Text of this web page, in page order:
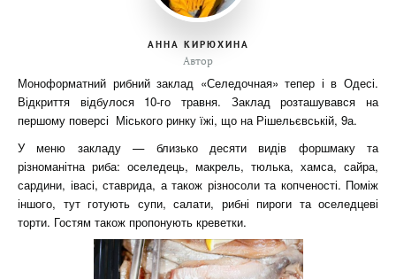
АННА КИРЮХИНА
Автор
Моноформатний рибний заклад «Селедочная» тепер і в Одесі.
Відкриття відбулося 10-го травня. Заклад розташувався на
першому поверсі Міського ринку їжі, що на Рішельєвській, 9а.
У меню закладу — близько десяти видів форшмаку та
різноманітна риба: оселедець, макрель, тюлька, хамса, сайра,
сардини, івасі, ставрида, а також різносоли та копченості. Поміж
іншого, тут готують супи, салати, рибні пироги та оселедцеві
торти. Гостям також пропонують креветки.